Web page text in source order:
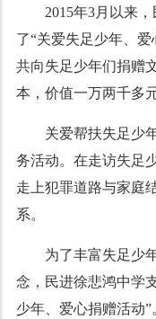
2015年3月以来
了“关爱失足少年、爱
共向失足少年们捐赠
本，价值一万两千多元
关爱帮扶失足少
务活动。在走访失足
走上犯罪道路与家庭
系。
为了丰富失足少
念，民进徐悲鸿中学
少年、爱心捐赠活动